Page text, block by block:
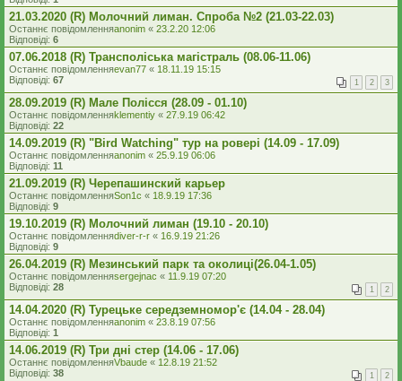
21.03.2020 (R) Молочний лиман. Спроба №2 (21.03-22.03)
Останнє повідомленняanonim « 23.2.20 12:06
Відповіді: 6
07.06.2018 (R) Трансполіська магістраль (08.06-11.06)
Останнє повідомленняevan77 « 18.11.19 15:15
Відповіді: 67 1 2 3
28.09.2019 (R) Мале Полісся (28.09 - 01.10)
Останнє повідомленняklementiy « 27.9.19 06:42
Відповіді: 22
14.09.2019 (R) "Bird Watching" тур на ровері (14.09 - 17.09)
Останнє повідомленняanonim « 25.9.19 06:06
Відповіді: 11
21.09.2019 (R) Черепашинский карьер
Останнє повідомленняSon1c « 18.9.19 17:36
Відповіді: 9
19.10.2019 (R) Молочний лиман (19.10 - 20.10)
Останнє повідомленняdiver-r-r « 16.9.19 21:26
Відповіді: 9
26.04.2019 (R) Мезинський парк та околиці(26.04-1.05)
Останнє повідомленняsergejnac « 11.9.19 07:20
Відповіді: 28 1 2
14.04.2020 (R) Турецьке середземномор'є (14.04 - 28.04)
Останнє повідомленняanonim « 23.8.19 07:56
Відповіді: 1
14.06.2019 (R) Три дні стер (14.06 - 17.06)
Останнє повідомленняVbaude « 12.8.19 21:52
Відповіді: 38 1 2